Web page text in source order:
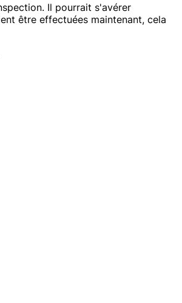
Il pourrait s'avérer
être effectuées maintenant, cela